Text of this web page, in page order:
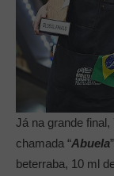
Já na grande
chamada “Abuela
beterraba, 10 ml